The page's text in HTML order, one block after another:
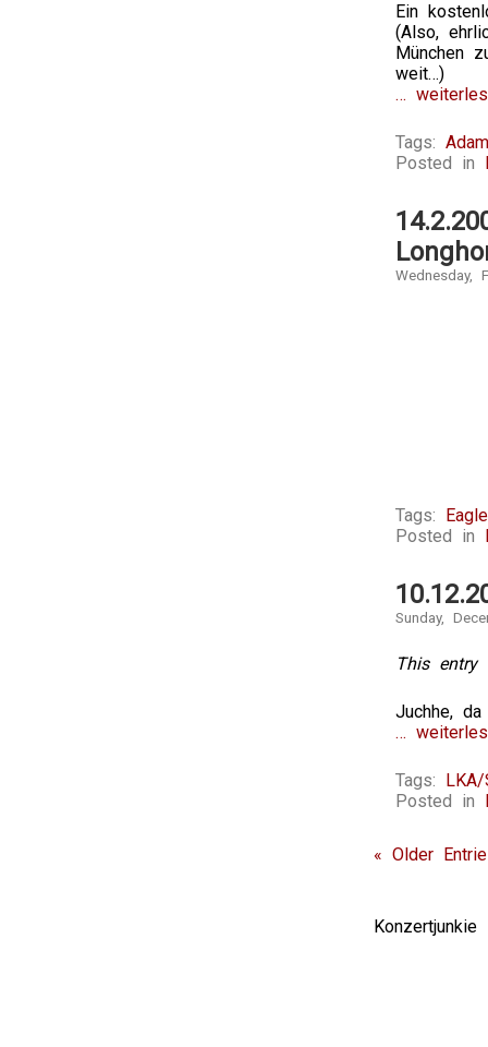
Ein
(Also,
München
weit…)
…
Tags:
Posted in
Wednesday,
Tags:
Posted in
Sunday,
This entry
Juchhe,
…
Tags:
Posted in
« Older